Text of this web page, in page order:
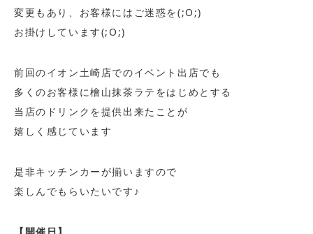
変更もあり、お客様にはご迷惑を(;O;)
お掛けしています(;O;)
前回のイオン土崎店でのイベント出店でも
多くのお客様に檜山抹茶ラテをはじめとする
当店のドリンクを提供出来たことが
嬉しく感じています
是非キッチンカーが揃いますので
楽しんでもらいたいです♪